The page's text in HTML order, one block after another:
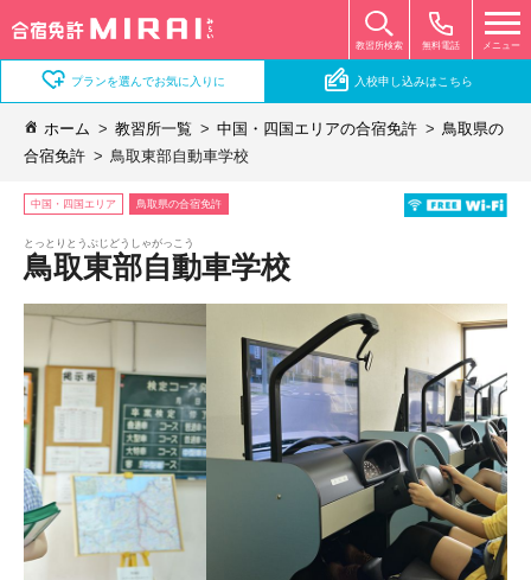
無料電話
教習所検索 メニュー
プランを選んでお気に入りに 入校申し込みはこちら
ホーム 教習所一覧 中国・四国エリアの合宿免許
鳥取県の
合宿免許
鳥取東部自動車学校
中国・四国エリア 鳥取県の合宿免許
とっとりとうぶじどうしゃがっこう
鳥取東部自動車学校